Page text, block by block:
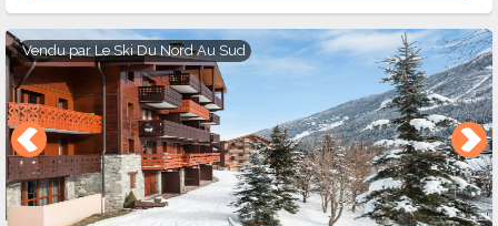
Vendu parLe Ski Du Nord Au Sud